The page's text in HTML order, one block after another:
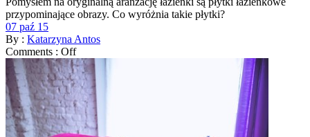
przypominające obrazy. Co wyróżnia takie płytki?
07 paź 15
By : Katarzyna Antos
Comments : Off